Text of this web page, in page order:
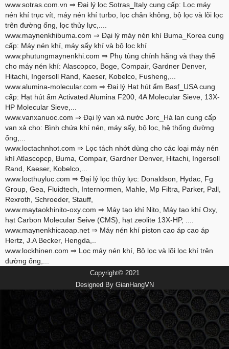
www.sotras.com.vn ⇒ Đại lý lọc Sotras_Italy cung cấp: Lọc máy
nén khí trục vít, máy nén khí turbo, lọc chân không, bộ lọc và lõi lọc
trên đường ống, lọc thủy lực,....
www.maynenkhibuma.com ⇒ Đại lý máy nén khí Buma_Korea cung
cấp: Máy nén khí, máy sấy khí và bộ lọc khí
www.phutungmaynenkhi.com ⇒ Phụ tùng chính hãng và thay thế
cho máy nén khí: Alascopco, Boge, Compair, Gardner Denver,
Hitachi, Ingersoll Rand, Kaeser, Kobelco, Fusheng,...
www.alumina-molecular.com ⇒ Đại lý Hạt hút ẩm Basf_USA cung
cấp: Hạt hút ẩm Activated Alumina F200, 4A Molecular Sieve, 13X-
HP Molecular Sieve,...
www.vanxanuoc.com ⇒ Đại lý van xả nước Jorc_Hà lan cung cấp
van xả cho: Bình chứa khí nén, máy sấy, bộ lọc, hệ thống đường
ống,...
www.loctachnhot.com ⇒ Lọc tách nhớt dùng cho các loại máy nén
khí Atlascopcp, Buma, Compair, Gardner Denver, Hitachi, Ingersoll
Rand, Kaeser, Kobelco,...
www.locthuyluc.com ⇒ Đại lý lọc thủy lực: Donaldson, Hydac, Fg
Group, Gea, Fluidtech, Internormen, Mahle, Mp Filtra, Parker, Pall,
Rexroth, Schroeder, Stauff,
www.maytaokhinito-oxy.com ⇒ Máy tạo khí Nito, Máy tạo khí Oxy,
hạt Carbon Molecular Seive (CMS), hạt zeolite 13X-HP, ....
www.maynenkhicaoap.net ⇒ Máy nén khí piston cao áp cao áp
Hertz, J.A Becker, Hengda,..
www.lockhinen.com ⇒ Lọc máy nén khí, Bộ lọc và lõi lọc khí trên
đường ống,...
Copyright© 2021
Designed By GianHangVN